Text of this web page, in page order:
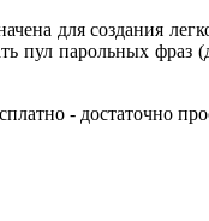
для создания
пул парольных
- достаточно